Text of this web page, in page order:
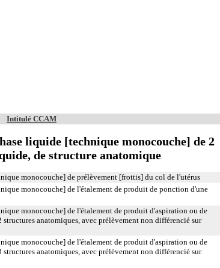
Intitulé CCAM
liquide [technique monocouche] de 2
de structure anatomique
monocouche] de prélèvement [frottis] du col de l'utérus
monocouche] de l'étalement de produit de ponction d'une
monocouche] de l'étalement de produit d'aspiration ou de
anatomiques, avec prélèvement non différencié sur
monocouche] de l'étalement de produit d'aspiration ou de
anatomiques, avec prélèvement non différencié sur